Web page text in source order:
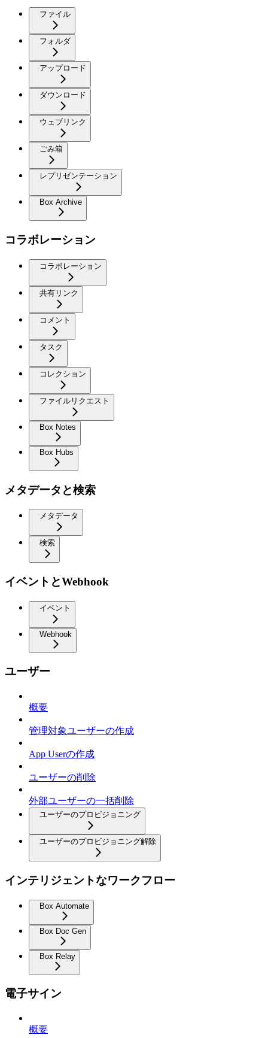
ファイル
フォルダ
アップロード
ダウンロード
ウェブリンク
ごみ箱
レプリゼンテーション
Box Archive
コラボレーション
コラボレーション
共有リンク
コメント
タスク
コレクション
ファイルリクエスト
Box Notes
Box Hubs
メタデータと検索
メタデータ
検索
イベントとWebhook
イベント
Webhook
ユーザー
概要
管理対象ユーザーの作成
App Userの作成
ユーザーの削除
外部ユーザーの一括削除
ユーザーのプロビジョニング
ユーザーのプロビジョニング解除
インテリジェントなワークフロー
Box Automate
Box Doc Gen
Box Relay
電子サイン
概要